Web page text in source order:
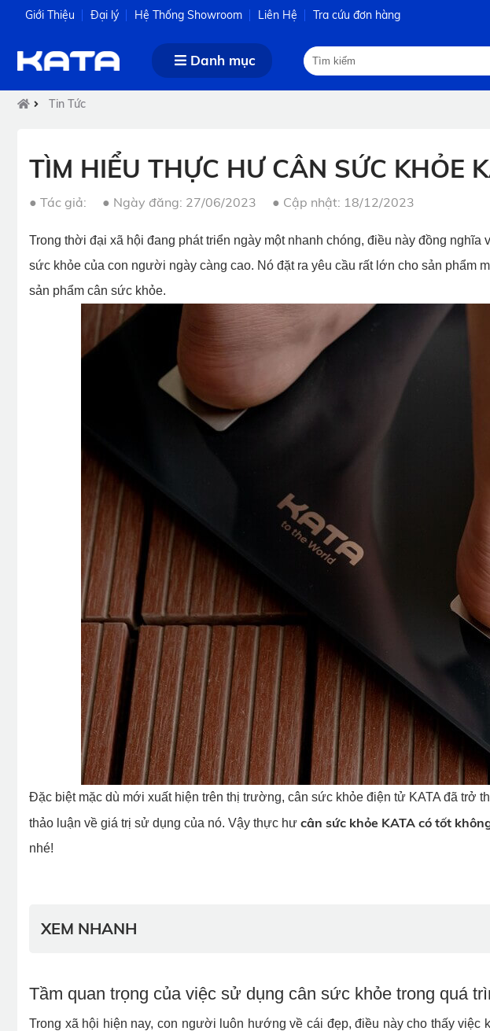
Giới Thiệu Đại lý Hệ Thống Showroom Liên Hệ Tra cứu đơn hàng
Danh mục
Tin Tức
TÌM HIỂU THỰC HƯ CÂN SỨC KHỎE
● Tác giả: ● Ngày đăng: 27/06/2023 ● Cập nhật: 18/12/2023
Trong thời đại xã hội đang phát triển ngày một nhanh chóng, điều này đồng nghĩa
sức khỏe của con người ngày càng cao. Nó đặt ra yêu cầu rất lớn cho sản phẩm
sản phẩm cân sức khỏe.
Đặc biệt mặc dù mới xuất hiện trên thị trường, cân sức khỏe điện tử KATA đã trở
thảo luận về giá trị sử dụng của nó. Vậy thực hư cân sức khỏe KATA có tốt
nhé!
XEM NHANH
Tầm quan trọng của việc sử dụng cân sức khỏe trong quá
Trong xã hội hiện nay, con người luôn hướng về cái đẹp, điều này cho thấy việc